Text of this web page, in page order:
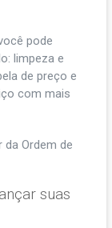
pode
limpeza e
de preço e
com mais
da Ordem de
suas